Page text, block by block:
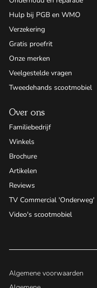
Hulp bij PGB en WMO
Verzekering
Gratis proefrit
Onze merken
Veelgestelde vragen
Tweedehands scootmobiel
Over ons
Familiebedrijf
Winkels
Brochure
Artikelen
Reviews
TV Commercial 'Onderweg'
Video's scootmobiel
Algemene voorwaarden